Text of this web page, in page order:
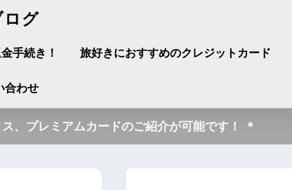
ログ
手続き！ 旅好きにおすすめのクレジットカード
合わせ
、プレミアムカードのご紹介が可能です！ ＊